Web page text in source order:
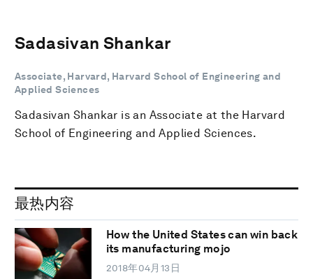
Sadasivan Shankar
Associate, Harvard, Harvard School of Engineering and
Applied Sciences
Sadasivan Shankar is an Associate at the Harvard
School of Engineering and Applied Sciences.
最热内容
How the United States can win back
its manufacturing mojo
2018年04月13日